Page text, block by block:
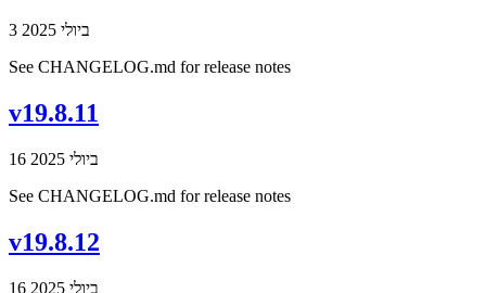
3 ביולי 2025
See CHANGELOG.md for release notes
v19.8.11
16 ביולי 2025
See CHANGELOG.md for release notes
v19.8.12
16 ביולי 2025